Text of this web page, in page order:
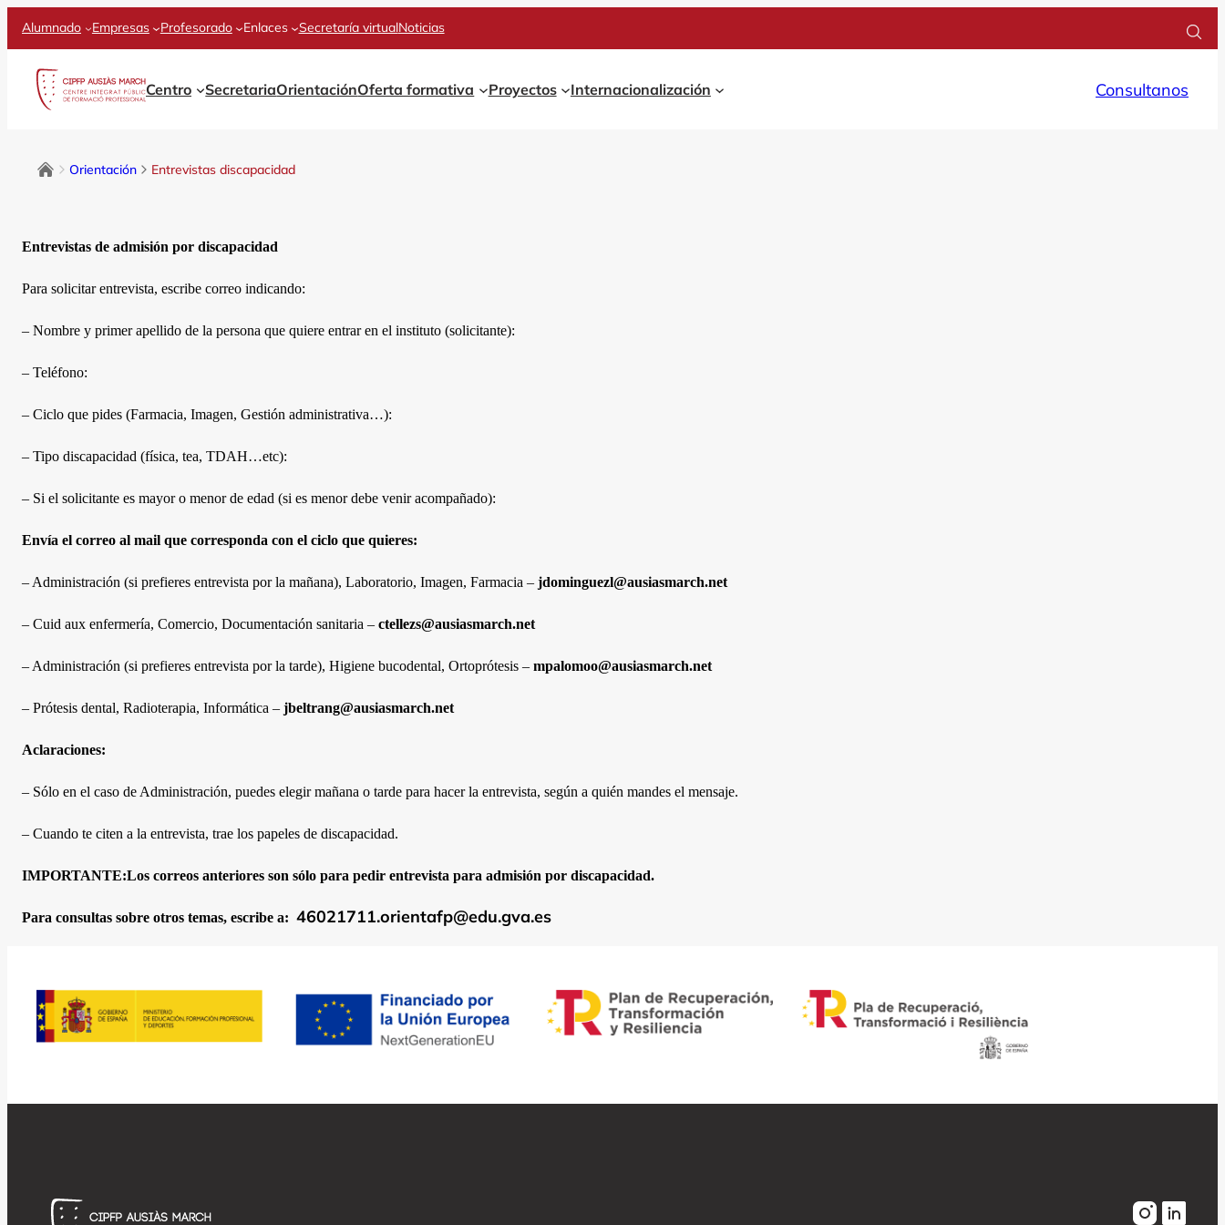
Alumnado Empresas Profesorado Enlaces Secretaría virtualNoticias
Centro SecretariaOrientaciónOferta formativa Proyectos Internacionalización Consultanos
Orientación Entrevistas discapacidad
Entrevistas de admisión por discapacidad
Para solicitar entrevista, escribe correo indicando:
– Nombre y primer apellido de la persona que quiere entrar en el instituto (solicitante):
– Teléfono:
– Ciclo que pides (Farmacia, Imagen, Gestión administrativa…):
– Tipo discapacidad (física, tea, TDAH…etc):
– Si el solicitante es mayor o menor de edad (si es menor debe venir acompañado):
Envía el correo al mail que corresponda con el ciclo que quieres:
– Administración (si prefieres entrevista por la mañana), Laboratorio, Imagen, Farmacia – jdominguezl@ausiasmarch.net
– Cuid aux enfermería, Comercio, Documentación sanitaria – ctellezs@ausiasmarch.net
– Administración (si prefieres entrevista por la tarde), Higiene bucodental, Ortoprótesis – mpalomoo@ausiasmarch.net
– Prótesis dental, Radioterapia, Informática – jbeltrang@ausiasmarch.net
Aclaraciones:
– Sólo en el caso de Administración, puedes elegir mañana o tarde para hacer la entrevista, según a quién mandes el mensaje.
– Cuando te citen a la entrevista, trae los papeles de discapacidad.
IMPORTANTE:Los correos anteriores son sólo para pedir entrevista para admisión por discapacidad.
Para consultas sobre otros temas, escribe a: 46021711.orientafp@edu.gva.es